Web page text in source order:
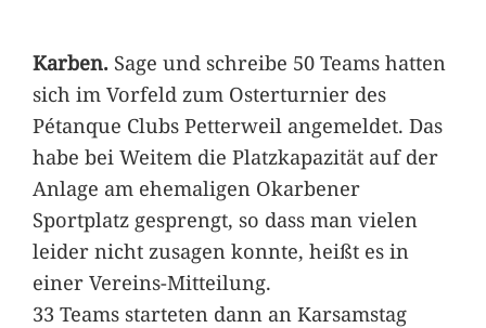
Karben.Sage und schreibe 50 Teams hatten
sich im Vorfeld zum Osterturnier des
Pétanque Clubs Petterweil angemeldet. Das
habe bei Weitem die Platzkapazität auf der
Anlage am ehemaligen Okarbener
Sportplatz gesprengt, so dass man vielen
leider nicht zusagen konnte, heißt es in
einer Vereins-Mitteilung.
33 Teams starteten dann an Karsamstag